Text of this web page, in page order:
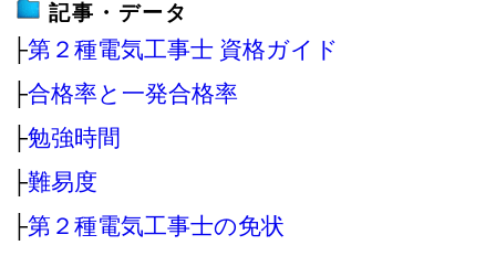
記事・データ
├第２種電気工事士 資格ガイド
├合格率と一発合格率
├勉強時間
├難易度
├第２種電気工事士の免状